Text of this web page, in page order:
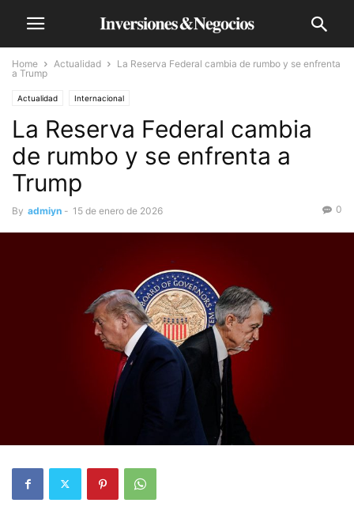
Home Actualidad
La Reserva Federal cambia de rumbo y se enfrenta
a Trump
Actualidad Internacional
La Reserva Federal cambia
de rumbo y se enfrenta a
Trump
By admiyn - 15 de enero de 2026 0